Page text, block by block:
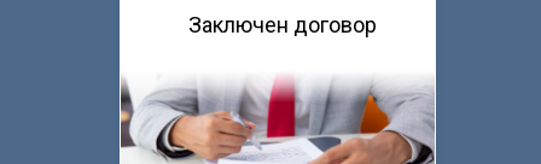
Заключен договор